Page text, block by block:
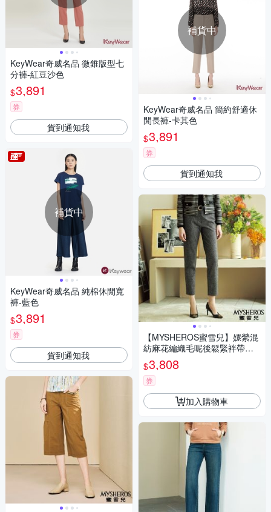
KeyWear奇威名品 微錐版型七
分褲-紅豆沙色
$3,891
券
貨到通知我
補貨中
KeyWear奇威名品 純棉休閒寬
褲-藍色
$3,891
券
貨到通知我
補貨中
KeyWear奇威名品 簡約舒適休
閒長褲-卡其色
$3,891
券
貨到通知我
【MYSHEROS蜜雪兒】嫘縈混
紡麻花編織毛呢後鬆緊袢帶窄
管長褲-咖啡
$3,808
券
加入購物車